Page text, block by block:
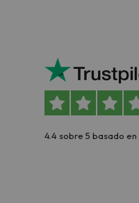
4.4 sobre 5 basado